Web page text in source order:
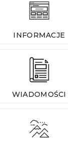
INFORMACJE
WIADOMOŚCI